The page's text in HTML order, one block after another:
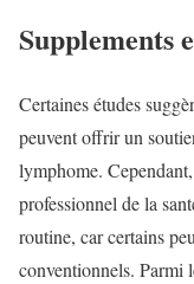
Supplements
Certaines études
peuvent offrir un
lymphome.
professionnel de la
routine, car certains
conventionnels. Parmi